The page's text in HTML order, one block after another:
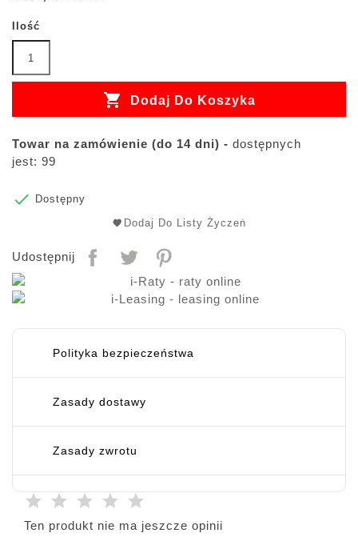
Ilość
 Dodaj Do Koszyka
Towar na zamówienie (do 14 dni) - dostępnych
jest: 99

Dostępny
Dodaj Do Listy Życzeń
Udostępnij
Polityka bezpieczeństwa
Zasady dostawy
Zasady zwrotu
Ten produkt nie ma jeszcze opinii